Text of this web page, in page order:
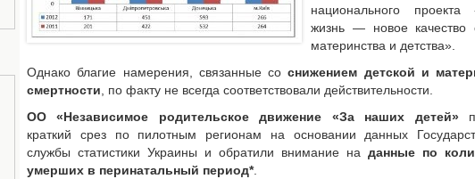
национального проекта
жизнь — новое качество
материнства и детства».
Однако благие намерения, связанные соснижением детской и
смертности , по факту не всегда соответствовали действительности.
ОО «Независимое родительское движение «За наших детей»
краткий срез по пилотным регионам на основании данных
службы статистики Украины и обратили внимание на данные по
умерших в перинатальный период*.